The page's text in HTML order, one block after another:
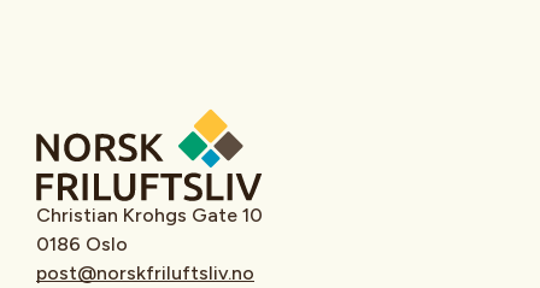
Christian Krohgs Gate 10
0186 Oslo
post@norskfriluftsliv.no